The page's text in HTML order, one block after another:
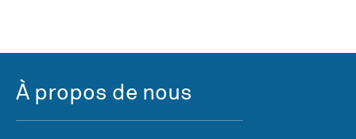
À propos de nous